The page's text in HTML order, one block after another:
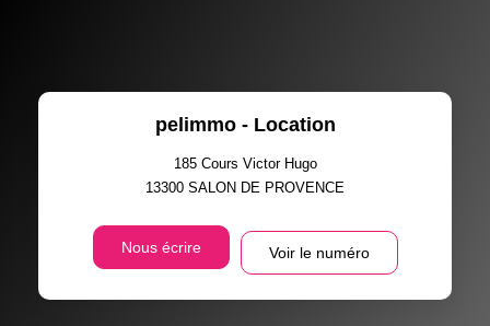
pelimmo - Location
185 Cours Victor Hugo
13300 SALON DE PROVENCE
Nous écrire Voir le numéro